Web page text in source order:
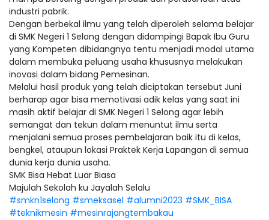
industri pabrik.
Dengan berbekal ilmu yang telah diperoleh selama belajar
di SMK Negeri 1 Selong dengan didampingi Bapak Ibu Guru
yang Kompeten dibidangnya tentu menjadi modal utama
dalam membuka peluang usaha khususnya melakukan
inovasi dalam bidang Pemesinan.
Melalui hasil produk yang telah diciptakan tersebut Juni
berharap agar bisa memotivasi adik kelas yang saat ini
masih aktif belajar di SMK Negeri 1 Selong agar lebih
semangat dan tekun dalam menuntut ilmu serta
menjalani semua proses pembelajaran baik itu di kelas,
bengkel, ataupun lokasi Praktek Kerja Lapangan di semua
dunia kerja dunia usaha.
SMK Bisa Hebat Luar Biasa
Majulah Sekolah ku Jayalah Selalu
#smkn1selong #smeksasel #alumni2023 #SMK_BISA
#teknikmesin #mesinrajangtembakau